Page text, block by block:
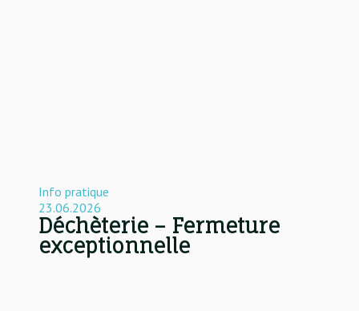
Info pratique
23.06.2026
Déchèterie – Fermeture
exceptionnelle